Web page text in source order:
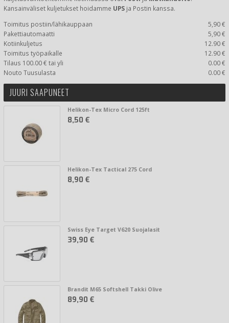
Kansainväliset kuljetukset hoidamme UPS ja Postin kanssa.
Toimitus postiin/lähikauppaan
5,90 €
Pakettiautomaatti
5,90 €
Kotiinkuljetus
12.90 €
Toimitus työpaikalle
12.90 €
Tilaus 100.00 € tai yli
0.00 €
Nouto Tuusulasta
0.00 €
JUURI SAAPUNEET
Helikon-Tex Micro Cord 125ft
8,50 €
Helikon-Tex Tactical 275 Cord
8,90 €
Swiss Eye Target V620 Suojalasit
39,90 €
Brandit M65 Softshell Takki Olive
89,90 €